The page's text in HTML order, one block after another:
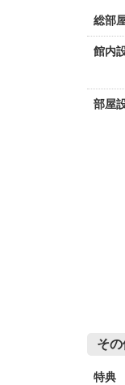
総部
館内
部屋
そ
特典